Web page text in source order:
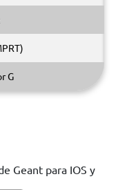
G
Geant para IOS y